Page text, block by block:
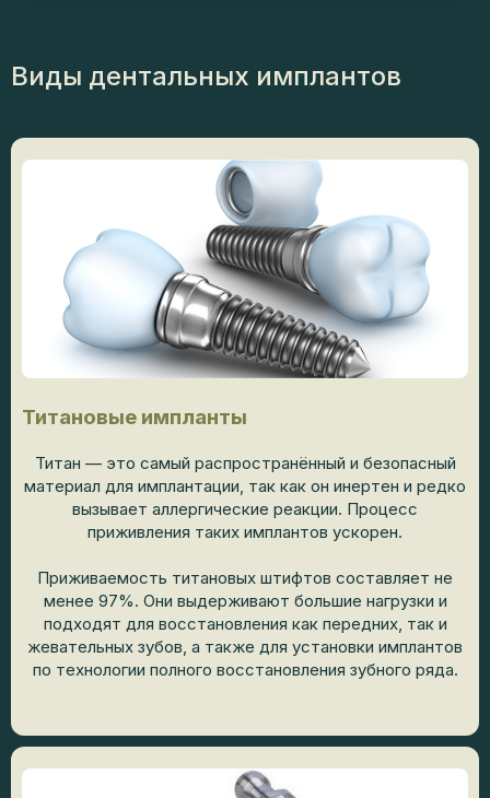
Виды дентальных имплантов
Титановые импланты
Титан — это самый распространённый и безопасный
материал для имплантации, так как он инертен и редко
вызывает аллергические реакции. Процесс
приживления таких имплантов ускорен.
Приживаемость титановых штифтов составляет не
менее 97%. Они выдерживают большие нагрузки и
подходят для восстановления как передних, так и
жевательных зубов, а также для установки имплантов
по технологии полного восстановления зубного ряда.